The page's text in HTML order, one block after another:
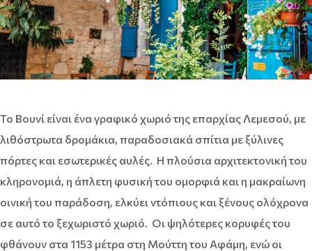
Το Βουνί είναι ένα γραφικό χωριό της επαρχίας Λεμεσού, με
λιθόστρωτα δρομάκια, παραδοσιακά σπίτια με ξύλινες
πόρτες και εσωτερικές αυλές. Η πλούσια αρχιτεκτονική του
κληρονομιά, η άπλετη φυσική του ομορφιά και η μακραίωνη
οινική του παράδοση, ελκύει ντόπιους και ξένους ολόχρονα
σε αυτό το ξεχωριστό χωριό. Οι ψηλότερες κορυφές του
φθάνουν στα 1153 μέτρα στη Μούττη του Αφάμη, ενώ οι